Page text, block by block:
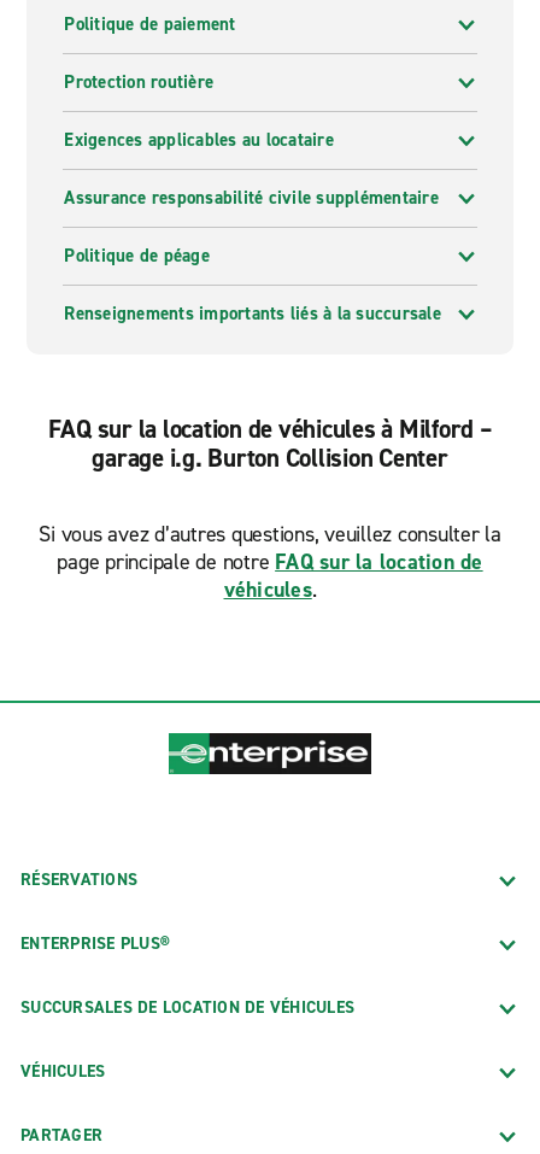
Politique de paiement
Protection routière
Exigences applicables au locataire
Assurance responsabilité civile supplémentaire
Politique de péage
Renseignements importants liés à la succursale
FAQ sur la location de véhicules à Milford –
garage i.g. Burton Collision Center
Si vous avez d’autres questions, veuillez consulter la
page principale de notre FAQ sur la location de
véhicules.
RÉSERVATIONS
ENTERPRISE PLUS®
SUCCURSALES DE LOCATION DE VÉHICULES
VÉHICULES
PARTAGER